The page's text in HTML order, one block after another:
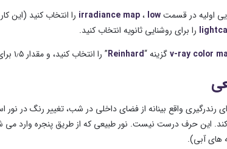
irradiance map، low را انتخاب کنید (این
را برای روشنایی ثانویه انتخاب کنید.
v-ray colorگزینه “Reinhard” را انتخاب کنید، و مقدار ۱٫۵ برای
رندرگیری واقع بینانه از فضای داخلی در شب، تغییر رنگ در
این حرف درست نیست. نور طبیعی که از طریق پنجره وارد می
های آبی).